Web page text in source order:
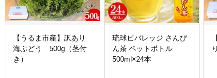
【うるま市産】訳あり
海ぶどう 500g（茎付
き）
琉球ビバレッジ さんぴ
ん茶 ペットボトル
500ml×24本